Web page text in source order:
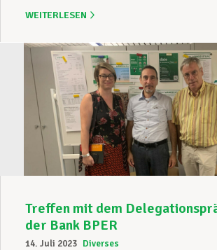
WEITERLESEN
Treffen mit dem
der Bank BPER
14. Juli 2023 Diverses